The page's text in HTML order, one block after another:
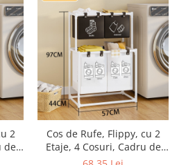
2
de
Cos de Rufe, Flippy, cu 2
Etaje, 4 Cosuri, Cadru de
Otel Inoxidabil, 97x44x57